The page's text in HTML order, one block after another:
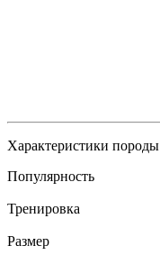
Характеристики породы
Популярность
Тренировка
Размер